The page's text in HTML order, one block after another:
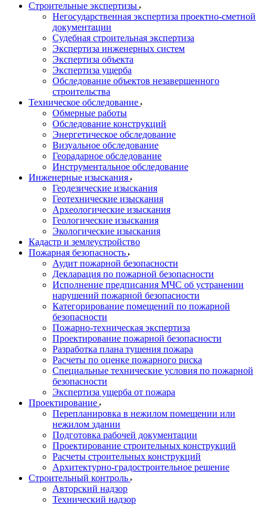
Строительные экспертизы
Негосударственная экспертиза проектно-сметной
документации
Судебная строительная экспертиза
Экспертиза инженерных систем
Экспертиза объекта
Экспертиза ущерба
Обследование объектов незавершенного
строительства
Техническое обследование
Обмерные работы
Обследование конструкций
Энергетическое обследование
Визуальное обследование
Георадарное обследование
Инструментальное обследование
Инженерные изыскания
Геодезические изыскания
Геотехнические изыскания
Археологические изыскания
Геологические изыскания
Экологические изыскания
Кадастр и землеустройство
Пожарная безопасность
Аудит пожарной безопасности
Декларация по пожарной безопасности
Исполнение предписания МЧС об устранении
нарушений пожарной безопасности
Категорирование помещений по пожарной
безопасности
Пожарно-техническая экспертиза
Проектирование пожарной безопасности
Разработка плана тушения пожара
Расчеты по оценке пожарного риска
Специальные технические условия по пожарной
безопасности
Экспертиза ущерба от пожара
Проектирование
Перепланировка в нежилом помещении или
нежилом здании
Подготовка рабочей документации
Проектирование строительных конструкций
Расчеты строительных конструкций
Архитектурно-градостроительное решение
Строительный контроль
Авторский надзор
Технический надзор